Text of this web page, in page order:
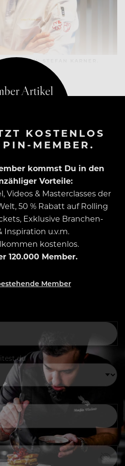
APRON: STEFAN KARNER.
KOSTENLOS
MEMBER.
kommst Du in den
Vorteile:
Videos & Masterclasses der
50 % Rabatt auf Rolling
Exklusive Branchen-
Inspiration u.v.m.
kostenlos.
120.000 Member.
Member
du